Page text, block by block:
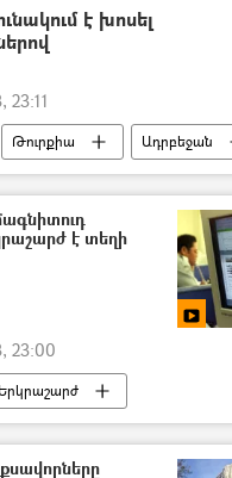
է խոսել
23:11
Թուրքիա
Ադրբեջան
Զանգեզուր
Ռուսաստան
Պատերազմէ տեղի
23:00
Երկրաշարժ